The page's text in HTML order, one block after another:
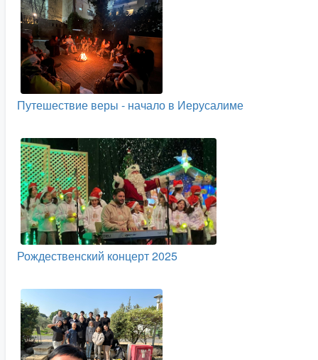
Путешествие веры - начало в Иерусалиме
Рождественский концерт 2025